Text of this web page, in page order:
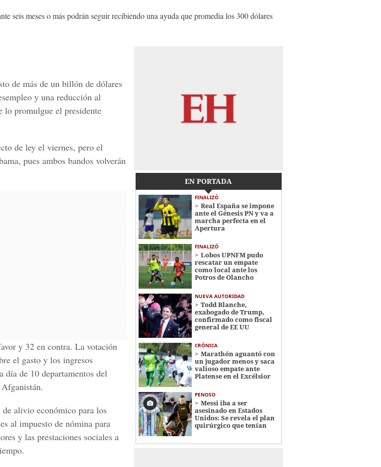
seis meses o más podrán seguir recibiendo una ayuda que promedia los 300 dólares
de más de un billón de dólares
y una reducción al
lo promulgue el presidente
de ley el viernes, pero el
pues ambos bandos volverán
y 32 en contra. La votación
el gasto y los ingresos
día de 10 departamentos del
de alivio económico para los
al impuesto de nómina para
y las prestaciones sociales a
EN PORTADA
FINALIZÓ
Real España se impone
ante el Génesis PN y va a
marcha perfecta en el
Apertura
FINALIZÓ
Lobos UPNFM pudo
rescatar un empate
como local ante los
Potros de Olancho
NUEVA AUTORIDAD
Todd Blanche,
exabogado de Trump,
confirmado como fiscal
general de EE UU
CRÓNICA
Marathón aguantó con
un jugador menos y saca
valioso empate ante
Platense en el Excélsior
PENOSO
Messi iba a ser
asesinado en Estados
Unidos: Se revela el plan
quirúrgico que tenían